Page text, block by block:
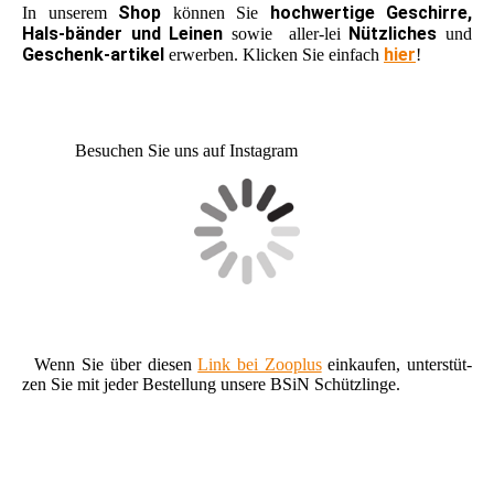
In unserem Shop können Sie hochwertige Geschirre,
Hals-bänder und Leinen sowie aller-lei Nützliches und
Geschenk-artikel erwerben. Klicken Sie einfach hier!
Besuchen Sie uns auf Instagram
Wenn Sie über diesenLink bei Zoopluseinkaufen, unterstüt-
zen Sie mit jeder Bestellung unsere BSiN Schützlinge.